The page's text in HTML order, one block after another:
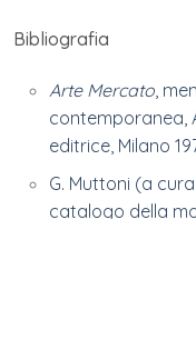
Bibliografia
Arte Mercato ,
contemporanea,
editrice, Milano
G. Muttoni (a
catalogo della